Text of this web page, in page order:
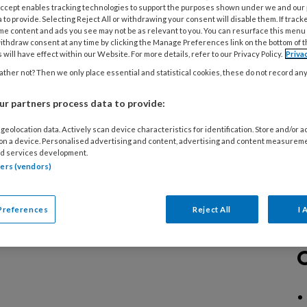
specialistische technieken, over
risicovoeten of samenwerking in de
enables tracking technologies to support the purposes shown under we and
to provide. Selecting Reject All or withdrawing your consent will disable them. If
content and ads you see may not be as relevant to you. You can resurface this
consent at any time by clicking the Manage Preferences link on the bottom of
will have effect within our Website. For more details, refer to our Privacy Policy.
not? Then we only place essential and statistical cookies, these do not record
partners process data to provide:
data. Actively scan device characteristics for identification. Store and/or
a device. Personalised advertising and content, advertising and content
services development.
(vendors)
Reject All I